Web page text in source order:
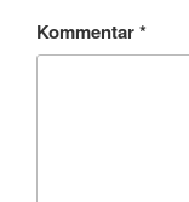
Kommentar*